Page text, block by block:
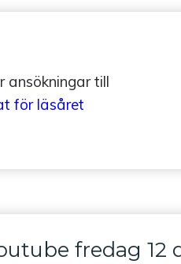
ansökningar till
för läsåret
fredag 12